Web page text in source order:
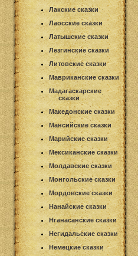
Лакские сказки
Лаосские сказки
Латышские сказки
Лезгинские сказки
Литовские сказки
Мавриканские сказки
Мадагаскарские
сказки
Македонские сказки
Мансийские сказки
Марийские сказки
Мексиканские сказки
Молдавские сказки
Монгольские сказки
Мордовские сказки
Нанайские сказки
Нганасанские сказки
Негидальские сказки
Немецкие сказки